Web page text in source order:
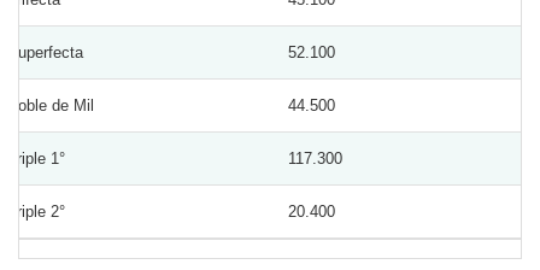
Superfecta 52.100
Doble de Mil 44.500
Triple 1° 117.300
Triple 2° 20.400